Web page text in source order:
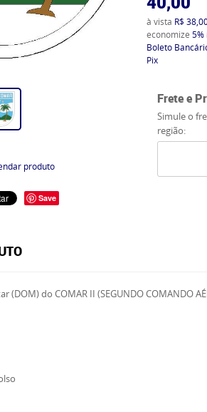
produto
Save
à vista R$
economize 5%
Boleto
Pix
Frete e
Simule o
região:
(DOM) do COMAR II (SEGUNDO COMANDO